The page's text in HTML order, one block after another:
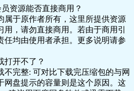
节你将掌握平台规则-构建个
名机制原则是什么-_ev.mp4
名机制原则是什么-_ev.mp4
序机制整体框架_ev.mp4
序机制整体框架_ev.mp4
名规则–店铺综合实力指标
资源能否直接商用？
属于原作者所有，这里所提供资源
用，请勿直接商用。若由于商用引
任均由使用者承担。更多说明请参
打开不了？
不完整: 可对比下载完压缩包的与网
网盘提示的容量则是这个原因。这